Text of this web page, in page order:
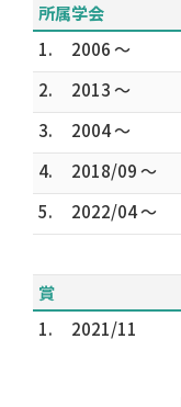
所属学会
1.
2006 ～
2.
2013 ～
3.
2004 ～
4.
2018/09 ～
5.
2022/04 ～
賞
1.
2021/11